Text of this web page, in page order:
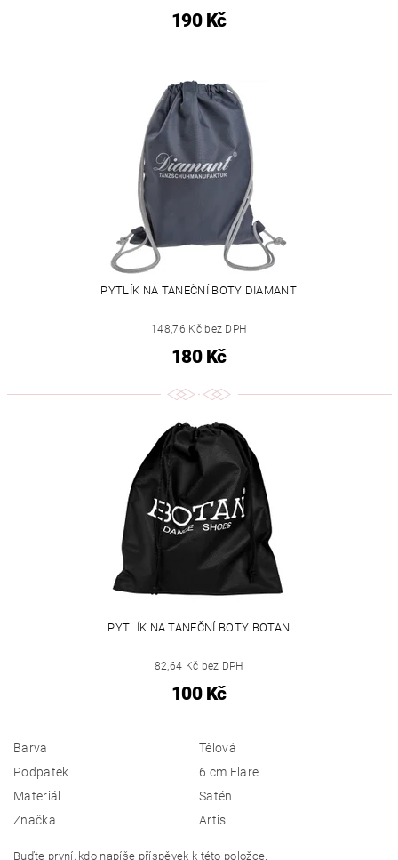
190 Kč
PYTLÍK NA TANEČNÍ BOTY DIAMANT
148,76 Kč bez DPH
180 Kč
PYTLÍK NA TANEČNÍ BOTY BOTAN
82,64 Kč bez DPH
100 Kč
Barva
Tělová
Podpatek
6 cm Flare
Materiál
Satén
Značka
Artis
Buďte první, kdo napíše příspěvek k této položce.